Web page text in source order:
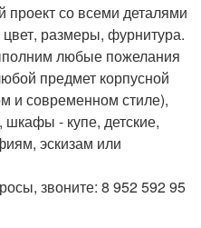
проект со всеми деталями
размеры, фурнитура.
любые пожелания
предмет корпусной
и современном стиле),
шкафы - купе, детские,
эскизам или
звоните: 8 952 592 95